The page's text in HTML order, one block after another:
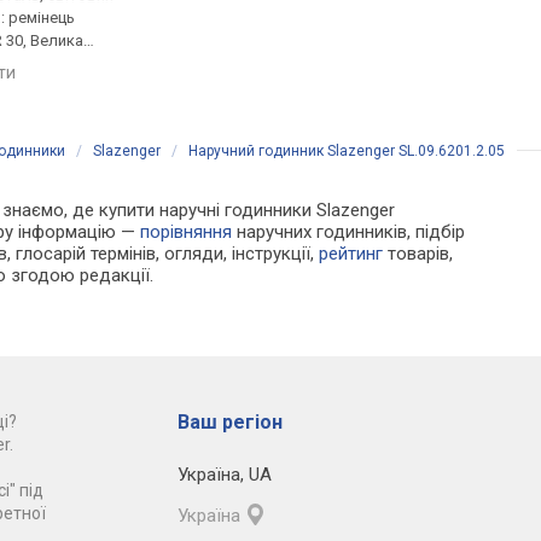
ремінець
30, Велика
/ Slazenger / Наручний годинник Slazenger SL.09.6201.2.05
де купити наручні годинники Slazenger
інформацію —порівняння наручних годинників, підбір
термінів, огляди, інструкції,рейтинг товарів,
згодою редакції.
під
Ваш регіон
Україна, UA
Україна